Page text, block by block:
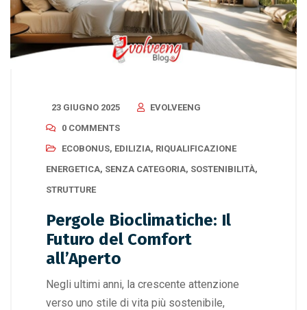
23 GIUGNO 2025
EVOLVEENG
0 COMMENTS
ECOBONUS, EDILIZIA, RIQUALIFICAZIONE
ENERGETICA, SENZA CATEGORIA, SOSTENIBILITÀ,
STRUTTURE
Pergole Bioclimatiche: Il
Futuro del Comfort
all’Aperto
Negli ultimi anni, la crescente attenzione
verso uno stile di vita più sostenibile,